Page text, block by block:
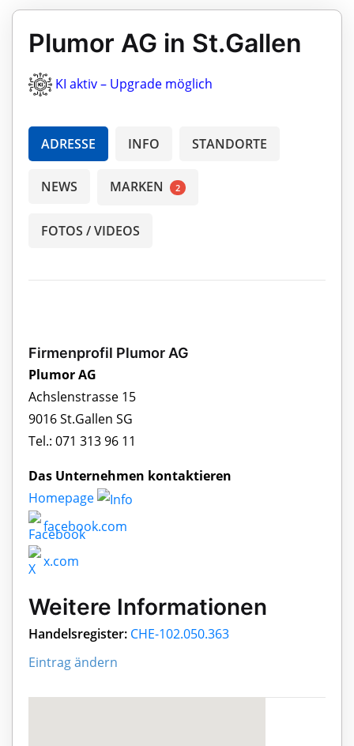
Plumor AG in St.Gallen
KI aktiv – Upgrade möglich
ADRESSE INFO STANDORTE
NEWS MARKEN 2
FOTOS / VIDEOS
Firmenprofil Plumor AG
Plumor AG
Achslenstrasse 15
9016 St.Gallen SG
Tel.: 071 313 96 11
Das Unternehmen kontaktieren
Homepage
facebook.com
x.com
Weitere Informationen
Handelsregister: CHE-102.050.363
Eintrag ändern